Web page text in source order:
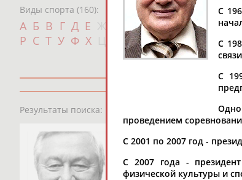
Виды спорта (160):
А Б В Г Д Е И К Л М Н О
П
Р С Т У Ф Х Ш Щ Э Ю Я
Результаты поиска:
С
С
С
проведением
С 2001 по 2007 год -
С 2007 года -
физической культуры и